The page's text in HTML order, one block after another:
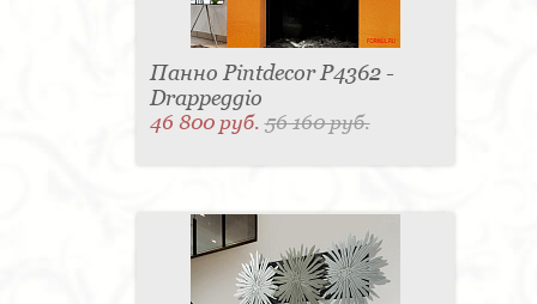
Панно Pintdecor P4362 -
Drappeggio
46 800 руб.56 160 руб.